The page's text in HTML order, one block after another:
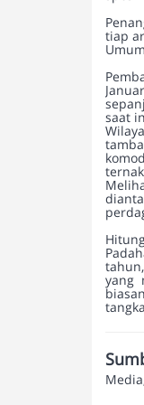
tiap
saat
yang